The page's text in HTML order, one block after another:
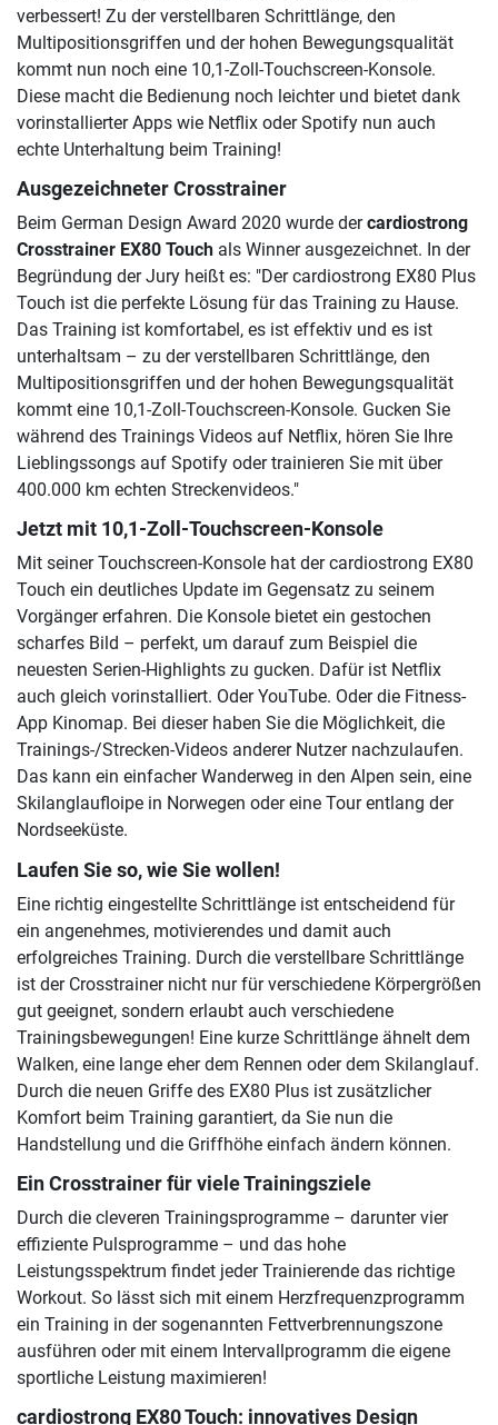
verbessert! Zu der verstellbaren Schrittlänge, den
Multipositionsgriffen und der hohen Bewegungsqualität
kommt nun noch eine 10,1-Zoll-Touchscreen-Konsole.
Diese macht die Bedienung noch leichter und bietet dank
vorinstallierter Apps wie Netflix oder Spotify nun auch
echte Unterhaltung beim Training!
Ausgezeichneter Crosstrainer
Beim German Design Award 2020 wurde dercardiostrong
Crosstrainer EX80 Touch als Winner ausgezeichnet. In der
Begründung der Jury heißt es: "Der cardiostrong EX80 Plus
Touch ist die perfekte Lösung für das Training zu Hause.
Das Training ist komfortabel, es ist effektiv und es ist
unterhaltsam – zu der verstellbaren Schrittlänge, den
Multipositionsgriffen und der hohen Bewegungsqualität
kommt eine 10,1-Zoll-Touchscreen-Konsole. Gucken Sie
während des Trainings Videos auf Netflix, hören Sie Ihre
Lieblingssongs auf Spotify oder trainieren Sie mit über
400.000 km echten Streckenvideos."
Jetzt mit 10,1-Zoll-Touchscreen-Konsole
Mit seiner Touchscreen-Konsole hat der cardiostrong EX80
Touch ein deutliches Update im Gegensatz zu seinem
Vorgänger erfahren. Die Konsole bietet ein gestochen
scharfes Bild – perfekt, um darauf zum Beispiel die
neuesten Serien-Highlights zu gucken. Dafür ist Netflix
auch gleich vorinstalliert. Oder YouTube. Oder die Fitness-
App Kinomap. Bei dieser haben Sie die Möglichkeit, die
Trainings-/Strecken-Videos anderer Nutzer nachzulaufen.
Das kann ein einfacher Wanderweg in den Alpen sein, eine
Skilanglaufloipe in Norwegen oder eine Tour entlang der
Nordseeküste.
Laufen Sie so, wie Sie wollen!
Eine richtig eingestellte Schrittlänge ist entscheidend für
ein angenehmes, motivierendes und damit auch
erfolgreiches Training. Durch die verstellbare Schrittlänge
ist der Crosstrainer nicht nur für verschiedene Körpergrößen
gut geeignet, sondern erlaubt auch verschiedene
Trainingsbewegungen! Eine kurze Schrittlänge ähnelt dem
Walken, eine lange eher dem Rennen oder dem Skilanglauf.
Durch die neuen Griffe des EX80 Plus ist zusätzlicher
Komfort beim Training garantiert, da Sie nun die
Handstellung und die Griffhöhe einfach ändern können.
Ein Crosstrainer für viele Trainingsziele
Durch die cleveren Trainingsprogramme – darunter vier
effiziente Pulsprogramme – und das hohe
Leistungsspektrum findet jeder Trainierende das richtige
Workout. So lässt sich mit einem Herzfrequenzprogramm
ein Training in der sogenannten Fettverbrennungszone
ausführen oder mit einem Intervallprogramm die eigene
sportliche Leistung maximieren!
cardiostrong EX80 Touch: innovatives Design